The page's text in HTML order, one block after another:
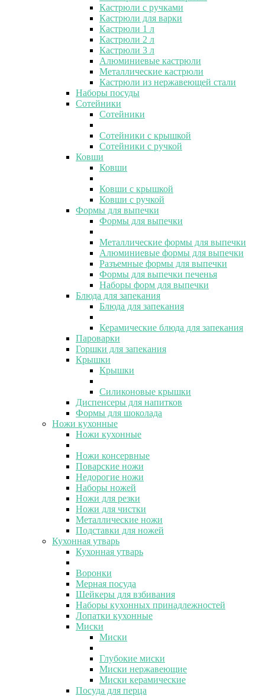
Кастрюли с ручками
Кастрюли для варки
Кастрюли 1 л
Кастрюли 2 л
Кастрюли 3 л
Алюминиевые кастрюли
Металлические кастрюли
Кастрюли из нержавеющей стали
Наборы посуды
Сотейники
Сотейники
Сотейники с крышкой
Сотейники с ручкой
Ковши
Ковши
Ковши с крышкой
Ковши с ручкой
Формы для выпечки
Формы для выпечки
Металлические формы для выпечки
Алюминиевые формы для выпечки
Разъемные формы для выпечки
Формы для выпечки печенья
Наборы форм для выпечки
Блюда для запекания
Блюда для запекания
Керамические блюда для запекания
Пароварки
Горшки для запекания
Крышки
Крышки
Силиконовые крышки
Диспенсеры для напитков
Формы для шоколада
Ножи кухонные
Ножи кухонные
Ножи консервные
Поварские ножи
Недорогие ножи
Наборы ножей
Ножи для резки
Ножи для чистки
Металлические ножи
Подставки для ножей
Кухонная утварь
Кухонная утварь
Воронки
Мерная посуда
Шейкеры для взбивания
Наборы кухонных принадлежностей
Лопатки кухонные
Миски
Миски
Глубокие миски
Миски нержавеющие
Миски керамические
Посуда для перца